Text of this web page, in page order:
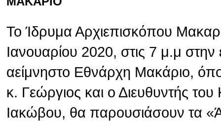
Το Ίδρυμα Αρχιεπισκόπου
Ιανουαρίου 2020, στις 7 μ.μ
αείμνηστο Εθνάρχη Μακάριο,
κ. Γεώργιος και ο Διευθυντής
Ιακώβου, θα παρουσιάσουν τα